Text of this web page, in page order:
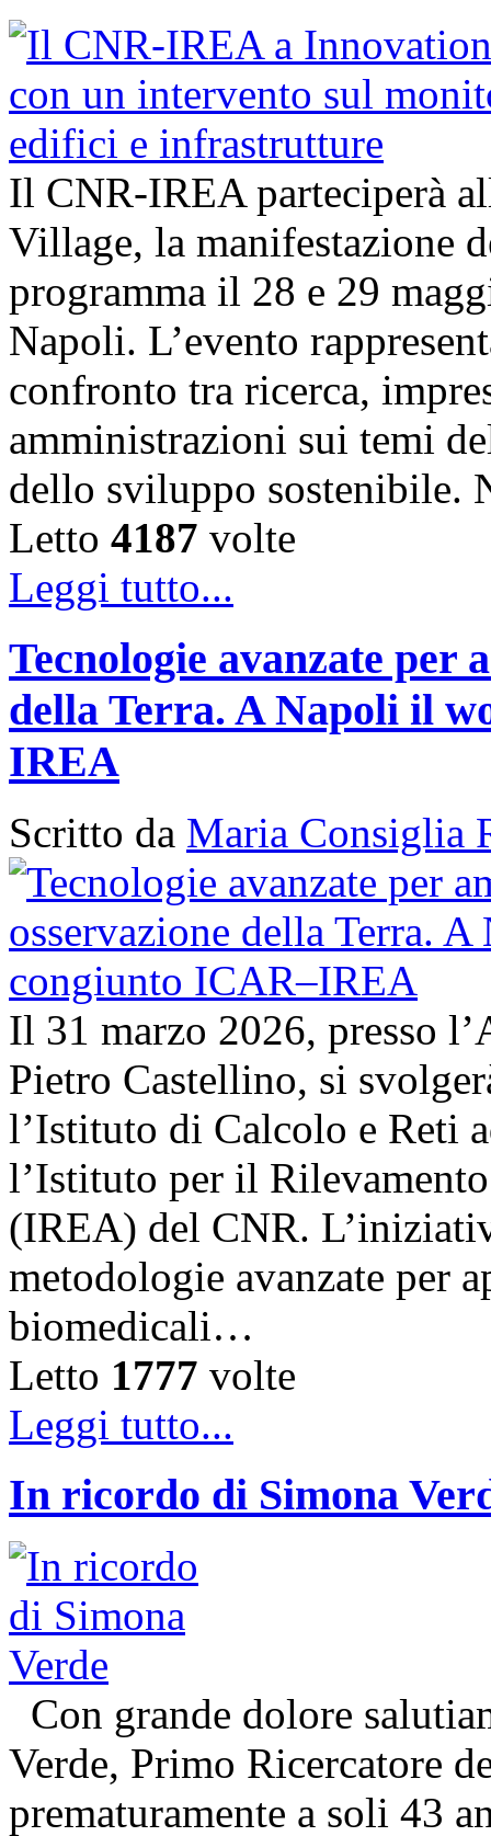
Il CNR-IREA parteciperà
Village, la manifestazione
programma il 28 e 29
Napoli. L’evento
confronto tra ricerca,
amministrazioni sui temi
dello sviluppo sostenibile.
Letto 4187 volte
Leggi tutto...
Tecnologie avanzate per
della Terra. A Napoli il
IREA
Scritto da Maria Consiglia
Il 31 marzo 2026, presso
Pietro Castellino, si
l’Istituto di Calcolo e Reti
l’Istituto per il
(IREA) del CNR.
metodologie avanzate per
biomedicali…
Letto 1777 volte
Leggi tutto...
In ricordo di Simona
Con grande dolore
Verde, Primo Ricercatore
prematuramente a soli 43